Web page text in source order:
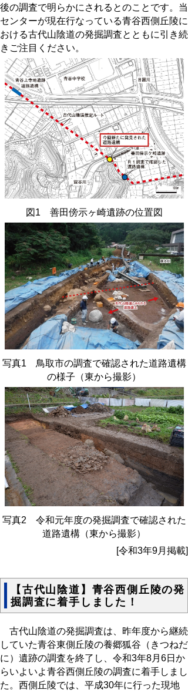
後の調査で明らかにされるとのことです。当
センターが現在行なっている青谷西側丘陵に
おける古代山陰道の発掘調査とともに引き続
きご注目ください。
図1 善田傍示ヶ崎遺跡の位置図
写真1 鳥取市の調査で確認された道路遺構
の様子（東から撮影）
写真2 令和元年度の発掘調査で確認された
道路遺構（東から撮影）
[令和3年9月掲載]
【古代山陰道】青谷西側丘陵の発
掘調査に着手しました！
古代山陰道の発掘調査は、昨年度から継続
していた青谷東側丘陵の養郷狐谷（きつねだ
に）遺跡の調査を終了し、令和3年8月6日か
らいよいよ青谷西側丘陵の調査に着手しまし
た。西側丘陵では、平成30年に行った現地